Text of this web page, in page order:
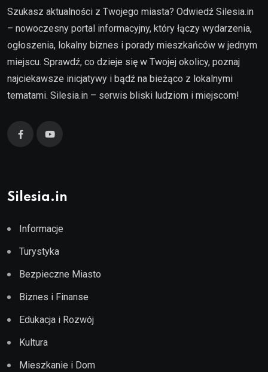
Szukasz aktualności z Twojego miasta? Odwiedź Silesia.in
– nowoczesny portal informacyjny, który łączy wydarzenia,
ogłoszenia, lokalny biznes i porady mieszkańców w jednym
miejscu. Sprawdź, co dzieje się w Twojej okolicy, poznaj
najciekawsze inicjatywy i bądź na bieżąco z lokalnymi
tematami. Silesia.in – serwis bliski ludziom i miejscom!
Silesia.in
Informacje
Turystyka
Bezpieczne Miasto
Biznes i Finanse
Edukacja i Rozwój
Kultura
Mieszkanie i Dom